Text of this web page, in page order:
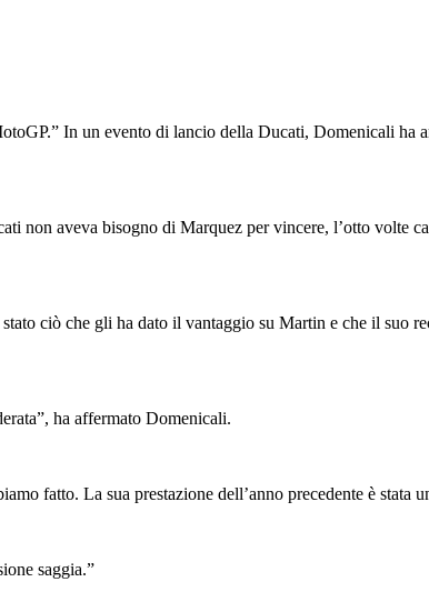
In un evento di lancio della Ducati, Domenicali ha
non aveva bisogno di Marquez per vincere, l’otto volte
ciò che gli ha dato il vantaggio su Martin e che il suo
ha affermato Domenicali.
fatto. La sua prestazione dell’anno precedente è stata
saggia.”